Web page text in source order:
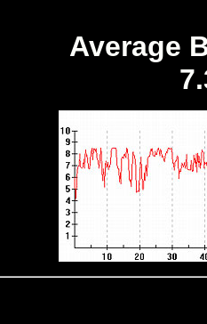
Average